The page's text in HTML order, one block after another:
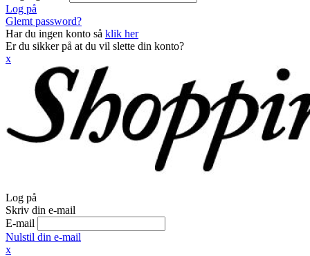
Log på
Glemt password?
Har du ingen konto så klik her
Er du sikker på at du vil slette din konto?
x
Log på
Skriv din e-mail
E-mail
Nulstil din e-mail
x